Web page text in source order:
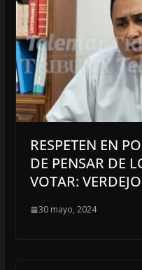
RESPETEN EN
DE PENSAR DE
VOTAR: VERDEJO
30 mayo, 2024